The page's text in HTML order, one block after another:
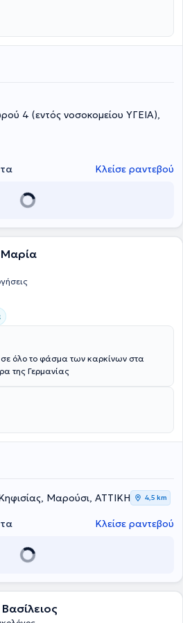
4 (εντός νοσοκομείου ΥΓΕΙΑ),
Κλείσε ραντεβού
Μαρία
σε όλο το φάσμα των καρκίνων στα
της Γερμανίας
Μαρούσι, ΑΤΤΙΚΗ 4,5 km
Κλείσε ραντεβού